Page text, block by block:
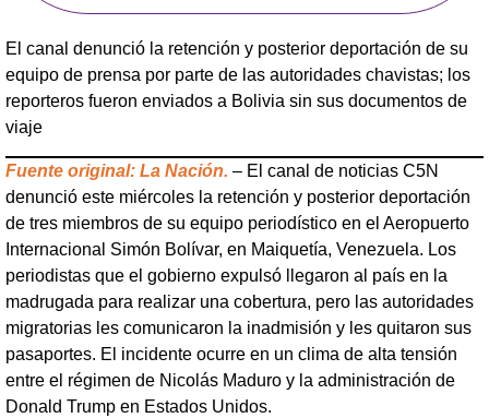
El canal denunció la retención y posterior deportación de su
equipo de prensa por parte de las autoridades chavistas; los
reporteros fueron enviados a Bolivia sin sus documentos de
viaje
Fuente original: La Nación. – El canal de noticias C5N
denunció este miércoles la retención y posterior deportación
de tres miembros de su equipo periodístico en el Aeropuerto
Internacional Simón Bolívar, en Maiquetía, Venezuela. Los
periodistas que el gobierno expulsó llegaron al país en la
madrugada para realizar una cobertura, pero las autoridades
migratorias les comunicaron la inadmisión y les quitaron sus
pasaportes. El incidente ocurre en un clima de alta tensión
entre el régimen de Nicolás Maduro y la administración de
Donald Trump en Estados Unidos.